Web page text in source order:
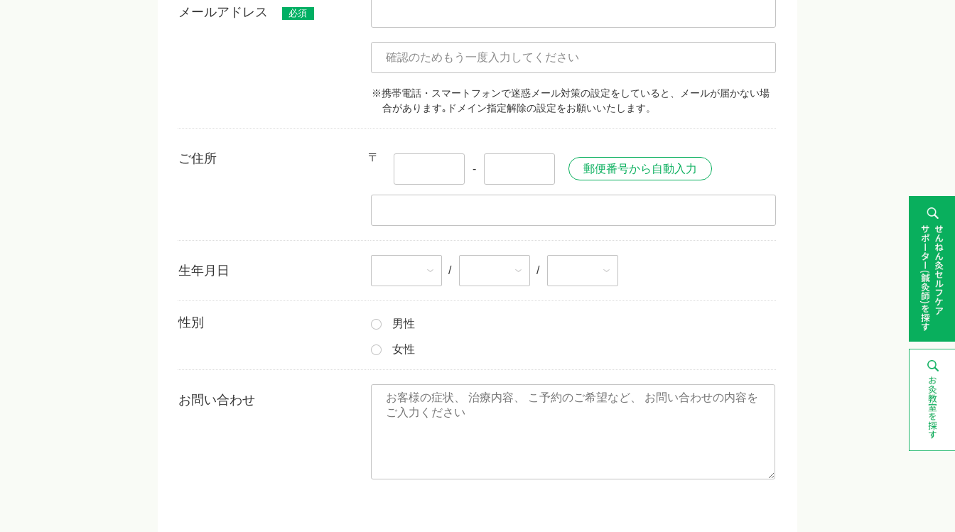
メールアドレス 必須
※携帯電話・スマートフォンで迷惑メール対策の設定をしていると、メールが届かない場
合があります｡ドメイン指定解除の設定をお願いいたします。
ご住所
〒
-
郵便番号から自動入力
生年月日 / /
性別 男性
女性
お問い合わせ